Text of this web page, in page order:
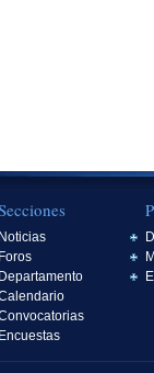
Noticias
Foros
Departamento
Encuestas